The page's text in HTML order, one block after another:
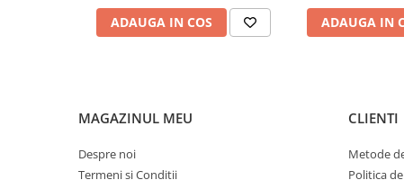
Substante intretinere instalatii
Baterii sanitare
ADAUGA IN COS ADAUGA IN
MAGAZINUL MEU
Despre noi
Termeni si Conditii
CLIENTI
Metode
Politica